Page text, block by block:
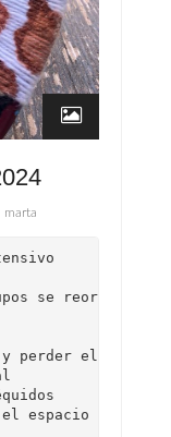
marta
se
perder el miedo
espacio que nos